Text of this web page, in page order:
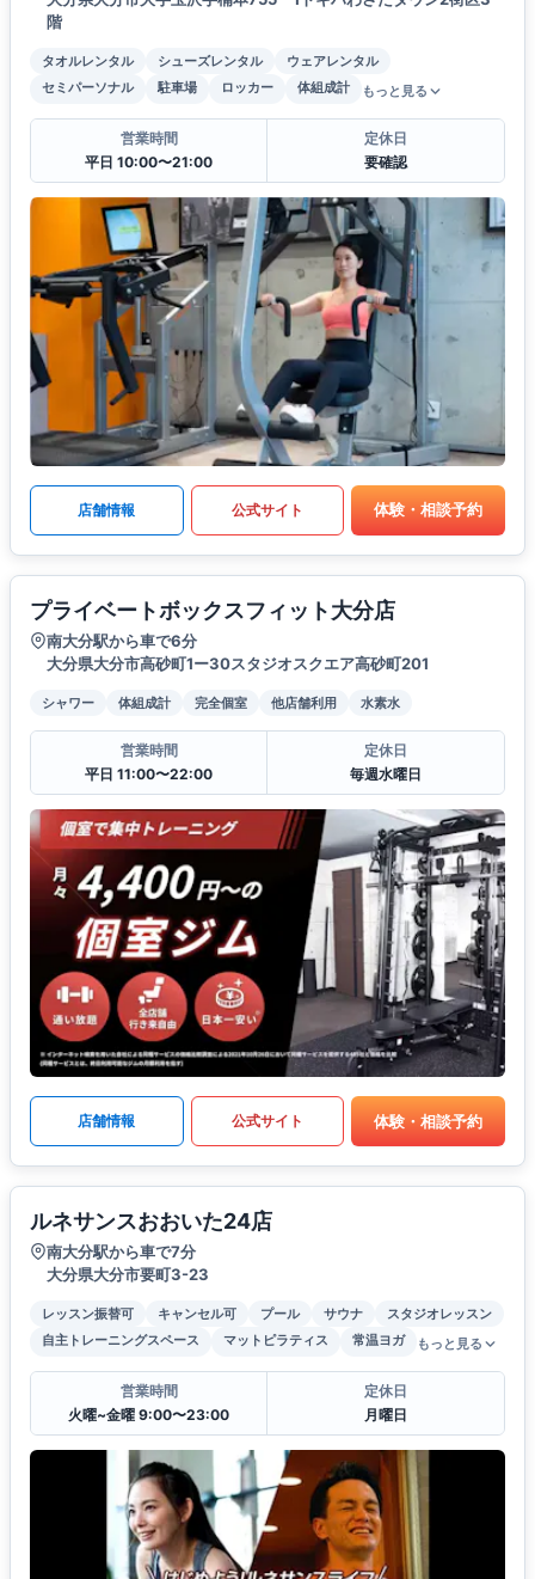
階
タオルレンタル シューズレンタル
ウェアレンタル
セミパーソナル
駐車場 ロッカー 体組成計 もっと見る
営業時間
平日 10:00〜21:00
定休日
要確認
店舗情報 公式サイト 体験・相談予約
プライベートボックスフィット大分店
南大分駅から車で6分
大分県大分市高砂町1ー30スタジオスクエア高砂町201
シャワー 体組成計 完全個室 他店舗利用 水素水
営業時間
平日 11:00〜22:00
定休日
毎週水曜日
店舗情報 公式サイト 体験・相談予約
ルネサンスおおいた24店
南大分駅から車で7分
大分県大分市要町3-23
レッスン振替可 キャンセル可 プール サウナ
スタジオレッスン
自主トレーニングスペース
マットピラティス 常温ヨガ もっと見る
営業時間
火曜~金曜 9:00〜23:00
定休日
月曜日